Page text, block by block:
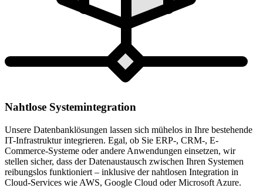
Nahtlose Systemintegration
Unsere Datenbanklösungen lassen sich mühelos in Ihre bestehende
IT-Infrastruktur integrieren. Egal, ob Sie ERP-, CRM-, E-
Commerce-Systeme oder andere Anwendungen einsetzen, wir
stellen sicher, dass der Datenaustausch zwischen Ihren Systemen
reibungslos funktioniert – inklusive der nahtlosen Integration in
Cloud-Services wie AWS, Google Cloud oder Microsoft Azure.